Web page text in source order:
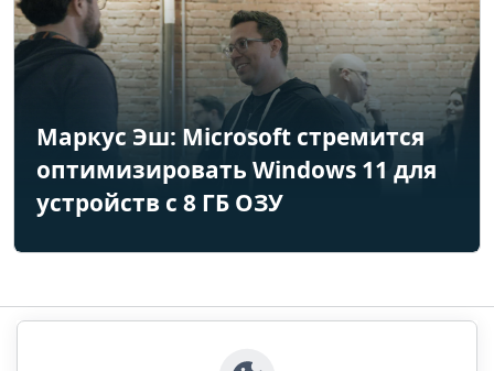
Маркус Эш: Microsoft стремится
оптимизировать Windows 11 для
устройств с 8 ГБ ОЗУ